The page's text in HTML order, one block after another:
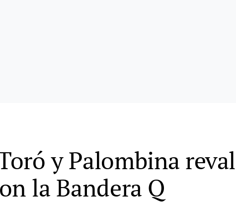
y Palombina
la Bandera Q